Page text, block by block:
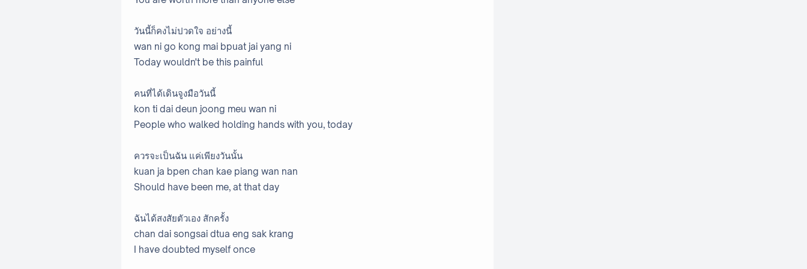
วันนี้ก็คงไม่ปวดใจ อย่างนี้
wan ni go kong mai bpuat jai yang ni
Today wouldn't be this painful
คนที่ได้เดินจูงมือวันนี้
kon ti dai deun joong meu wan ni
People who walked holding hands with you, today
ควรจะเป็นฉัน แค่เพียงวันนั้น
kuan ja bpen chan kae piang wan nan
Should have been me, at that day
ฉันได้สงสัยตัวเอง สักครั้ง
chan dai songsai dtua eng sak krang
I have doubted myself once